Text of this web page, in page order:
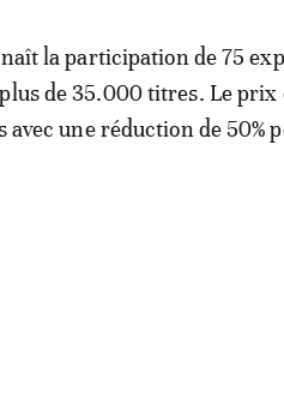
la participation de 75
de 35.000 titres. Le
une réduction de 50%